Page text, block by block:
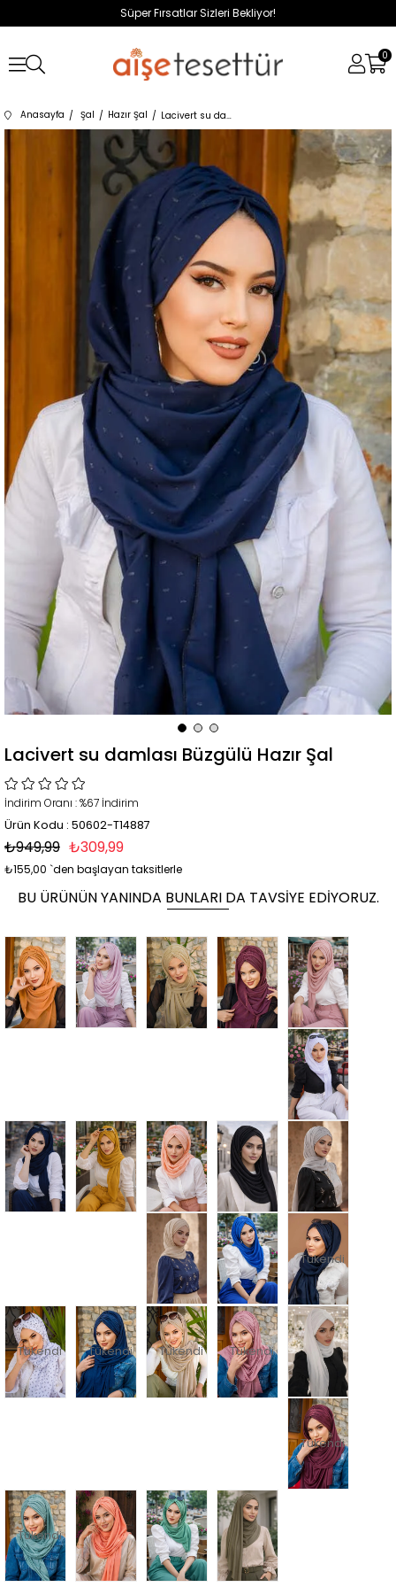
Süper Fırsatlar Sizleri Bekliyor!
0
Anasayfa Şal Hazır Şal Lacivert su damlası Büzgülü Hazır Şal
Lacivert su damlası Büzgülü Hazır Şal
İndirim Oranı :%67 İndirim
Ürün Kodu : 50602-T14887
₺949,99 ₺309,99
₺155,00 `den başlayan taksitlerle
BU ÜRÜNÜN YANINDA BUNLARI DA TAVSIYE EDIYORUZ.
Tükendi
Tükendi Tükendi Tükendi Tükendi
Tükendi
Tükendi